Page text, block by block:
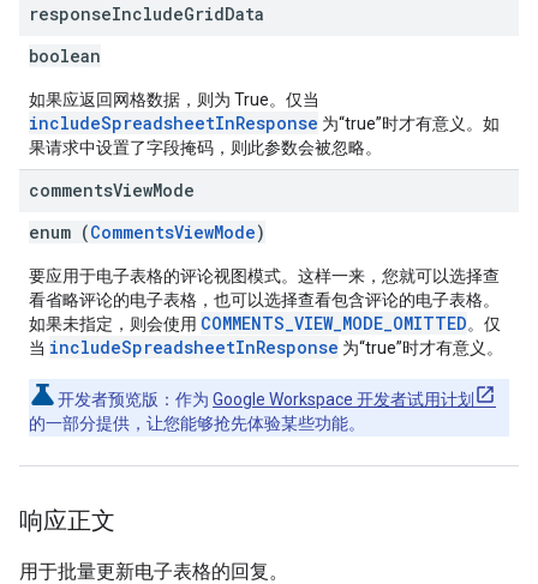
responseIncludeGridData
boolean
如果应返回网格数据，则为 True。仅当
includeSpreadsheetInResponse 为“true”时才有意义。如
果请求中设置了字段掩码，则此参数会被忽略。
commentsViewMode
enum (CommentsViewMode)
要应用于电子表格的评论视图模式。这样一来，您就可以选择查
看省略评论的电子表格，也可以选择查看包含评论的电子表格。
如果未指定，则会使用 COMMENTS_VIEW_MODE_OMITTED。仅
当 includeSpreadsheetInResponse 为“true”时才有意义。
开发者预览版 ：作为 Google Workspace 开发者试用计划
的一部分提供，让您能够抢先体验某些功能。
响应正文
用于批量更新电子表格的回复。